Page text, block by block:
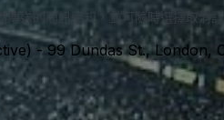
傳送的簡訊通知，並可隨時選擇取消
- 99 Dundas St., London,